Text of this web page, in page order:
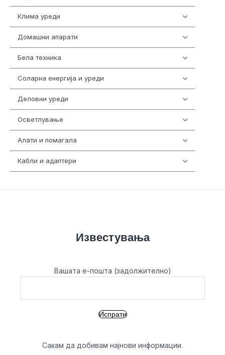
Клима уреди
Домашни апарати
Бела техника
Соларна енергија и уреди
Деловни уреди
Осветлување
Алати и помагала
Кабли и адаптери
Известувања
Вашата е-пошта (задолжително)
Сакам да добивам најнови информации.